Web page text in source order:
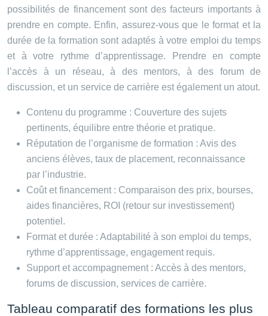
possibilités de financement sont des facteurs importants à
prendre en compte. Enfin, assurez-vous que le format et la
durée de la formation sont adaptés à votre emploi du temps
et à votre rythme d’apprentissage. Prendre en compte
l’accès à un réseau, à des mentors, à des forum de
discussion, et un service de carrière est également un atout.
Contenu du programme : Couverture des sujets
pertinents, équilibre entre théorie et pratique.
Réputation de l’organisme de formation : Avis des
anciens élèves, taux de placement, reconnaissance
par l’industrie.
Coût et financement : Comparaison des prix, bourses,
aides financières, ROI (retour sur investissement)
potentiel.
Format et durée : Adaptabilité à son emploi du temps,
rythme d’apprentissage, engagement requis.
Support et accompagnement : Accès à des mentors,
forums de discussion, services de carrière.
Tableau comparatif des formations les plus